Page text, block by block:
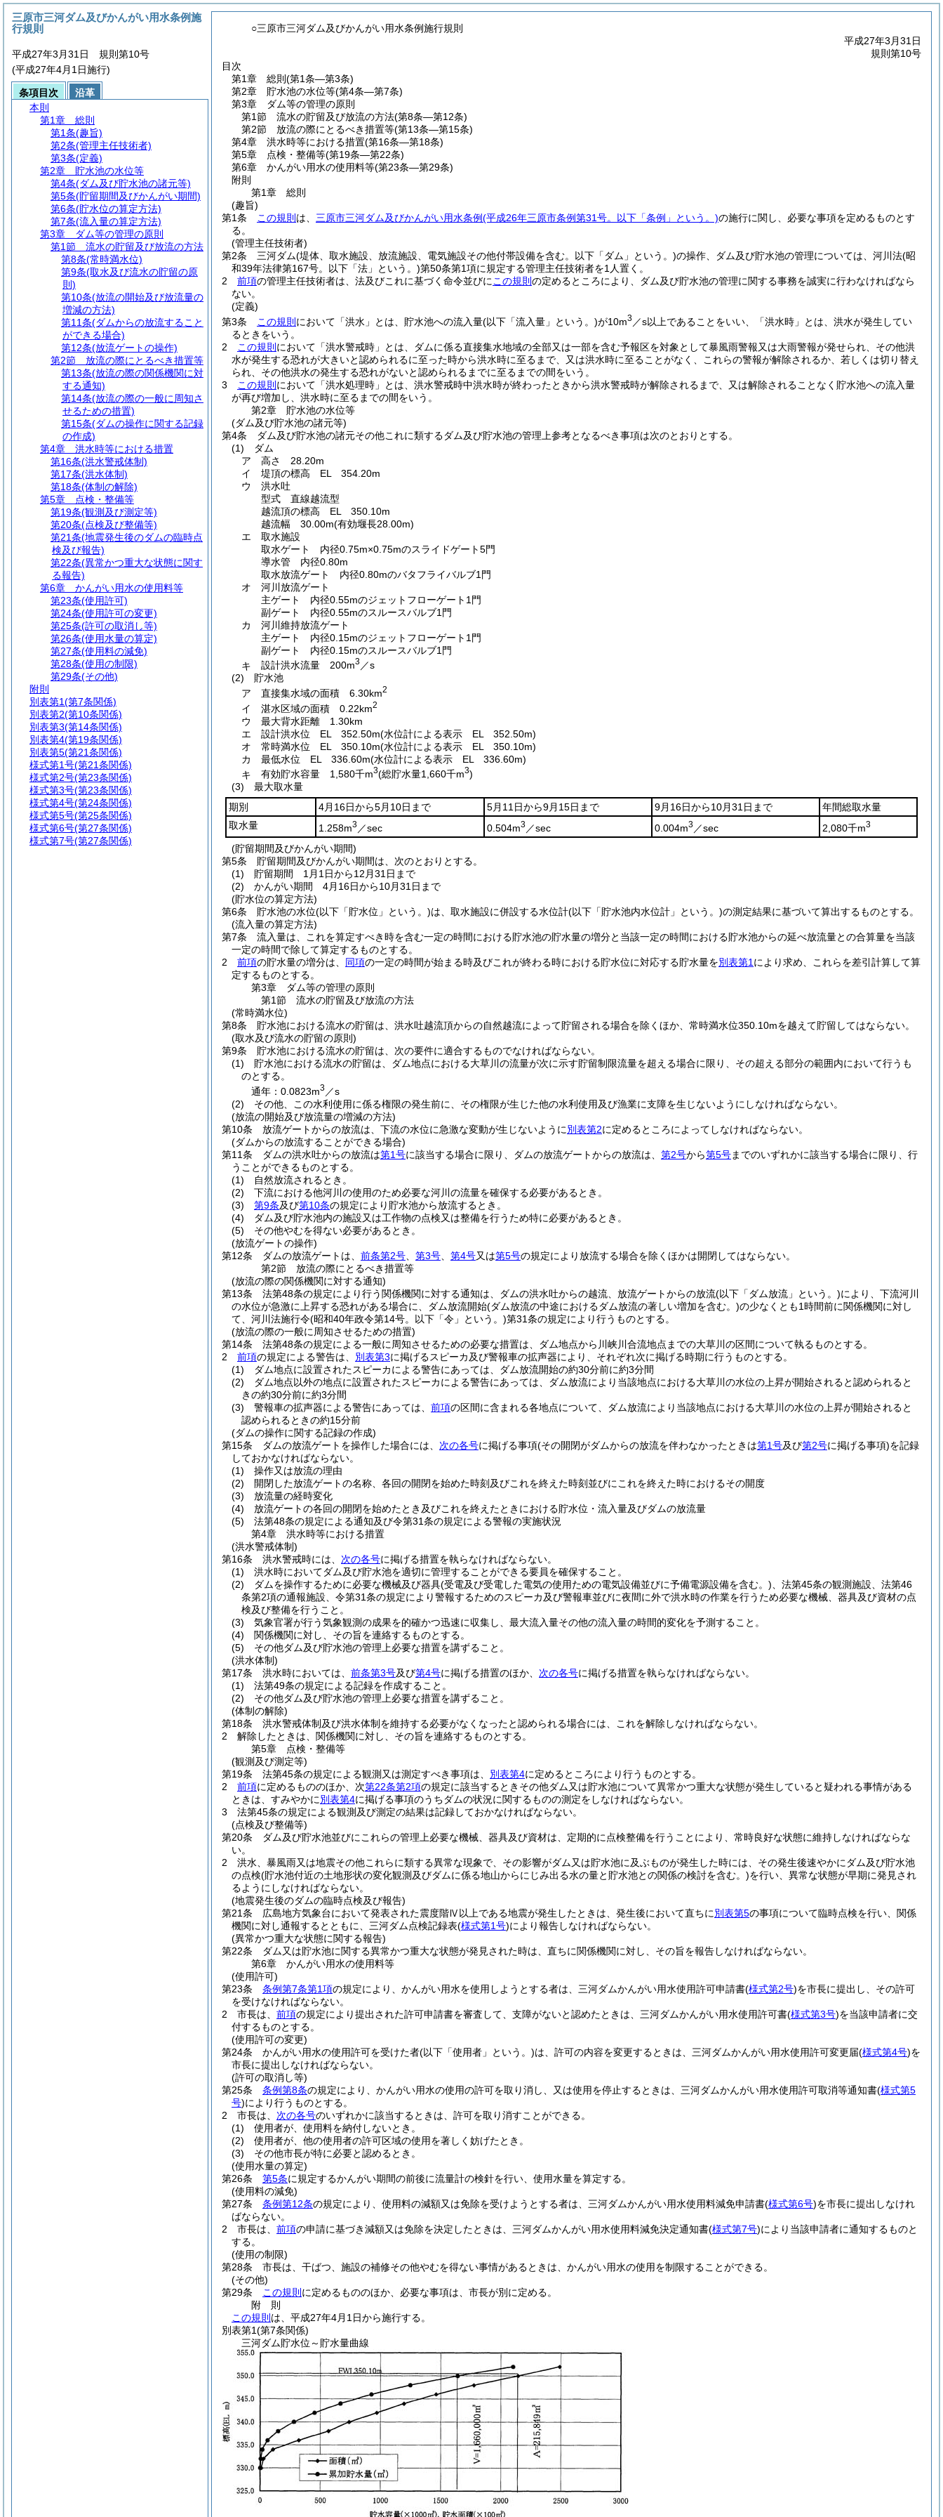
○三原市三河ダム及びかんがい用水条例施行規則
平成27年3月31日
規則第10号
目次
第1章
総則 (第1条―第3条)
第2章
貯水池の水位等(第4条―第7条)
第3章
ダム等の管理の原則
第1節
流水の貯留及び放流の方法(第8条―第12条)
第2節
放流の際にとるべき措置等(第13条―第15条)
第4章
洪水時等における措置(第16条―第18条)
第5章
点検・整備等(第19条―第22条)
第6章
かんがい用水の使用料等(第23条―第29条)
附則
第1章
総則
(趣旨)
第1条
この規則 は、 三原市三河ダム及びかんがい用水条例(平成26年三原市条例第31号。以下「条例」という。)の施行に関し、必要な事項を定めるものとす
る。
(管理主任技術者)
第2条
三河ダム(堤体、取水施設、放流施設、電気施設その他付帯設備を含む。以下「ダム」という。)の操作、ダム及び貯水池の管理については、河川法(昭
和39年法律第167号。以下「法」という。)第50条第1項に規定する管理主任技術者を1人置く。
2
前項の管理主任技術者は、法及びこれに基づく命令並びに この規則 の定めるところにより、ダム及び貯水池の管理に関する事務を誠実に行わなければなら
ない。
(定義)
第3条
この規則 において「洪水」とは、貯水池への流入量(以下「流入量」という。)が10m3 ／s以上であることをいい、「洪水時」とは、洪水が発生してい
るときをいう。
2
この規則 において「洪水警戒時」とは、ダムに係る直接集水地域の全部又は一部を含む予報区を対象として暴風雨警報又は大雨警報が発せられ、その他洪
水が発生する恐れが大きいと認められるに至った時から洪水時に至るまで、又は洪水時に至ることがなく、これらの警報が解除されるか、若しくは切り替え
られ、その他洪水の発生する恐れがないと認められるまでに至るまでの間をいう。
3
この規則 において「洪水処理時」とは、洪水警戒時中洪水時が終わったときから洪水警戒時が解除されるまで、又は解除されることなく貯水池への流入量
が再び増加し、洪水時に至るまでの間をいう。
第2章
貯水池の水位等
(ダム及び貯水池の諸元等)
第4条
ダム及び貯水池の諸元その他これに類するダム及び貯水池の管理上参考となるべき事項は次のとおりとする。
(1)
ダム
ア
高さ 28.20m
イ
堤頂の標高 EL 354.20m
ウ
洪水吐
型式 直線越流型
越流頂の標高 EL 350.10m
越流幅 30.00m(有効堰長28.00m)
エ
取水施設
取水ゲート 内径0.75m×0.75mのスライドゲート5門
導水管 内径0.80m
取水放流ゲート 内径0.80mのバタフライバルブ1門
オ
河川放流ゲート
主ゲート 内径0.55mのジェットフローゲート1門
副ゲート 内径0.55mのスルースバルブ1門
カ
河川維持放流ゲート
主ゲート 内径0.15mのジェットフローゲート1門
副ゲート 内径0.15mのスルースバルブ1門
キ
設計洪水流量 200m3／s
(2)
貯水池
ア
直接集水域の面積 6.30km2
イ 湛水区域の面積 0.22km2
ウ
最大背水距離 1.30km
エ
設計洪水位 EL 352.50m(水位計による表示 EL 352.50m)
オ
常時満水位 EL 350.10m(水位計による表示 EL 350.10m)
カ
最低水位 EL 336.60m(水位計による表示 EL 336.60m)
キ
有効貯水容量 1,580千m3(総貯水量1,660千m3)
(3)
最大取水量
期別
4月16日から5月10日まで 5月11日から9月15日まで 9月16日から10月31日まで
年間総取水量
取水量
1.258m3 ／sec 0.504m3 ／sec 0.004m3 ／sec 2,080千m3
(貯留期間及びかんがい期間)
第5条
貯留期間及びかんがい期間は、次のとおりとする。
(1)
貯留期間 1月1日から12月31日まで
(2)
かんがい期間 4月16日から10月31日まで
(貯水位の算定方法)
第6条
貯水池の水位(以下「貯水位」という。)は、取水施設に併設する水位計(以下「貯水池内水位計」という。)の測定結果に基づいて算出するものとする。
(流入量の算定方法)
第7条
流入量は、これを算定すべき時を含む一定の時間における貯水池の貯水量の増分と当該一定の時間における貯水池からの延べ放流量との合算量を当該
一定の時間で除して算定するものとする。
2
前項の貯水量の増分は、 同項の一定の時間が始まる時及びこれが終わる時における貯水位に対応する貯水量を別表第1により求め、これらを差引計算して算
定するものとする。
第3章
ダム等の管理の原則
第1節
流水の貯留及び放流の方法
(常時満水位)
第8条
貯水池における流水の貯留は、洪水吐越流頂からの自然越流によって貯留される場合を除くほか、常時満水位350.10mを越えて貯留してはならない。
(取水及び流水の貯留の原則)
第9条
貯水池における流水の貯留は、次の要件に適合するものでなければならない。
(1)
貯水池における流水の貯留は、ダム地点における大草川の流量が次に示す貯留制限流量を超える場合に限り、その超える部分の範囲内において行うも
のとする。
通年：0.0823m3 ／s
(2)
その他、この水利使用に係る権限の発生前に、その権限が生じた他の水利使用及び漁業に支障を生じないようにしなければならない。
(放流の開始及び放流量の増減の方法)
第10条
放流ゲートからの放流は、下流の水位に急激な変動が生じないように別表第2に定めるところによってしなければならない。
(ダムからの放流することができる場合)
第11条
ダムの洪水吐からの放流は第1号に該当する場合に限り、ダムの放流ゲートからの放流は、 第2号から第5号までのいずれかに該当する場合に限り、行
うことができるものとする。
(1)
自然放流されるとき。
(2)
下流における他河川の使用のため必要な河川の流量を確保する必要があるとき。
(3)
第9条及び第10条の規定により貯水池から放流するとき。
(4)
ダム及び貯水池内の施設又は工作物の点検又は整備を行うため特に必要があるとき。
(5)
その他やむを得ない必要があるとき。
(放流ゲートの操作)
第12条
ダムの放流ゲートは、 前条第2号 第3号 第4号又は第5号の規定により放流する場合を除くほかは開閉してはならない。
第2節
放流の際にとるべき措置等
(放流の際の関係機関に対する通知)
第13条
法第48条の規定により行う関係機関に対する通知は、ダムの洪水吐からの越流、放流ゲートからの放流(以下「ダム放流」という。)により、下流河川
の水位が急激に上昇する恐れがある場合に、ダム放流開始(ダム放流の中途におけるダム放流の著しい増加を含む。)の少なくとも1時間前に関係機関に対し
て、河川法施行令(昭和40年政令第14号。以下「令」という。)第31条の規定により行うものとする。
(放流の際の一般に周知させるための措置)
第14条
法第48条の規定による一般に周知させるための必要な措置は、ダム地点から川峡川合流地点までの大草川の区間について執るものとする。
2
前項の規定による警告は、 別表第3に掲げるスピーカ及び警報車の拡声器により、それぞれ次に掲げる時期に行うものとする。
(1)
ダム地点に設置されたスピーカによる警告にあっては、ダム放流開始の約30分前に約3分間
(2)
ダム地点以外の地点に設置されたスピーカによる警告にあっては、ダム放流により当該地点における大草川の水位の上昇が開始されると認められると
きの約30分前に約3分間
(3)
警報車の拡声器による警告にあっては、 前項の区間に含まれる各地点について、ダム放流により当該地点における大草川の水位の上昇が開始されると
認められるときの約15分前
(ダムの操作に関する記録の作成)
第15条
ダムの放流ゲートを操作した場合には、 次の各号に掲げる事項(その開閉がダムからの放流を伴わなかったときは第1号及び第2号に掲げる事項)を記録
しておかなければならない。
(1)
操作又は放流の理由
(2)
開閉した放流ゲートの名称、各回の開閉を始めた時刻及びこれを終えた時刻並びにこれを終えた時におけるその開度
(3)
放流量の経時変化
(4)
放流ゲートの各回の開閉を始めたとき及びこれを終えたときにおける貯水位・流入量及びダムの放流量
(5)
法第48条の規定による通知及び令第31条の規定による警報の実施状況
第4章
洪水時等における措置
(洪水警戒体制)
第16条
洪水警戒時には、 次の各号に掲げる措置を執らなければならない。
(1)
洪水時においてダム及び貯水池を適切に管理することができる要員を確保すること。
(2)
ダムを操作するために必要な機械及び器具(受電及び受電した電気の使用ための電気設備並びに予備電源設備を含む。) 、法第45条の観測施設、法第46
条第2項の通報施設、令第31条の規定により警報するためのスピーカ及び警報車並びに夜間に外で洪水時の作業を行うため必要な機械、器具及び資材の点
検及び整備を行うこと。
(3)
気象官署が行う気象観測の成果を的確かつ迅速に収集し、最大流入量その他の流入量の時間的変化を予測すること。
(4)
関係機関に対し、その旨を連絡するものとする。
(5)
その他ダム及び貯水池の管理上必要な措置を講ずること。
(洪水体制)
第17条
洪水時においては、 前条第3号及び第4号に掲げる措置のほか、 次の各号に掲げる措置を執らなければならない。
(1)
法第49条の規定による記録を作成すること。
(2)
その他ダム及び貯水池の管理上必要な措置を講ずること。
(体制の解除)
第18条
洪水警戒体制及び洪水体制を維持する必要がなくなったと認められる場合には、これを解除しなければならない。
2
解除したときは、関係機関に対し、その旨を連絡するものとする。
第5章
点検・整備等
(観測及び測定等)
第19条
法第45条の規定による観測又は測定すべき事項は、 別表第4に定めるところにより行うものとする。
2
前項に定めるもののほか、次第22条第2項の規定に該当するときその他ダム又は貯水池について異常かつ重大な状態が発生していると疑われる事情がある
ときは、すみやかに別表第4に掲げる事項のうちダムの状況に関するものの測定をしなければならない。
3
法第45条の規定による観測及び測定の結果は記録しておかなければならない。
(点検及び整備等)
第20条
ダム及び貯水池並びにこれらの管理上必要な機械、器具及び資材は、定期的に点検整備を行うことにより、常時良好な状態に維持しなければならな
い。
2
洪水、暴風雨又は地震その他これらに類する異常な現象で、その影響がダム又は貯水池に及ぶものが発生した時には、その発生後速やかにダム及び貯水池
の点検(貯水池付近の土地形状の変化観測及びダムに係る地山からにじみ出る水の量と貯水池との関係の検討を含む。)を行い、異常な状態が早期に発見され
るようにしなければならない。
(地震発生後のダムの臨時点検及び報告)
第21条
広島地方気象台において発表された震度階Ⅳ以上である地震が発生したときは、発生後において直ちに別表第5の事項について臨時点検を行い、関係
機関に対し通報するとともに、三河ダム点検記録表(様式第1号)により報告しなければならない。
(異常かつ重大な状態に関する報告)
第22条
ダム又は貯水池に関する異常かつ重大な状態が発見された時は、直ちに関係機関に対し、その旨を報告しなければならない。
第6章
かんがい用水の使用料等
(使用許可)
第23条
条例第7条第1項の規定により、かんがい用水を使用しようとする者は、三河ダムかんがい用水使用許可申請書(様式第2号)を市長に提出し、その許可
を受けなければならない。
2
市長は、 前項の規定により提出された許可申請書を審査して、支障がないと認めたときは、三河ダムかんがい用水使用許可書(様式第3号)を当該申請者に交
付するものとする。
(使用許可の変更)
第24条
かんがい用水の使用許可を受けた者(以下「使用者」という。)は、許可の内容を変更するときは、三河ダムかんがい用水使用許可変更届(様式第4号)を
市長に提出しなければならない。
(許可の取消し等)
第25条
条例第8条の規定により、かんがい用水の使用の許可を取り消し、又は使用を停止するときは、三河ダムかんがい用水使用許可取消等通知書(様式第5
号)により行うものとする。
2
市長は、 次の各号のいずれかに該当するときは、許可を取り消すことができる。
(1)
使用者が、使用料を納付しないとき。
(2)
使用者が、他の使用者の許可区域の使用を著しく妨げたとき。
(3)
その他市長が特に必要と認めるとき。
(使用水量の算定)
第26条
第5条に規定するかんがい期間の前後に流量計の検針を行い、使用水量を算定する。
(使用料の減免)
第27条
条例第12条の規定により、使用料の減額又は免除を受けようとする者は、三河ダムかんがい用水使用料減免申請書(様式第6号)を市長に提出しなけれ
ばならない。
2
市長は、 前項の申請に基づき減額又は免除を決定したときは、三河ダムかんがい用水使用料減免決定通知書(様式第7号)により当該申請者に通知するものと
する。
(使用の制限)
第28条
市長は、干ばつ、施設の補修その他やむを得ない事情があるときは、かんがい用水の使用を制限することができる。
(その他)
第29条
この規則 に定めるもののほか、必要な事項は、市長が別に定める。
附 則
この規則 は、平成27年4月1日から施行する。
別表第1(第7条関係)
三河ダム貯水位～貯水量曲線
三原市三河ダム及びかんがい用水条例施
行規則
平成27年3月31日 規則第10号
(平成27年4月1日施行)
条項目次
沿革
本則
第1章
総則
第1条(趣旨)
第2条(管理主任技術者)
第3条(定義)
第2章
貯水池の水位等
第4条(ダム及び貯水池の諸元等)
第5条(貯留期間及びかんがい期間)
第6条(貯水位の算定方法)
第7条(流入量の算定方法)
第3章
ダム等の管理の原則
第1節
流水の貯留及び放流の方法
第8条(常時満水位)
第9条(取水及び流水の貯留の原
則)
第10条(放流の開始及び放流量の
増減の方法)
第11条(ダムからの放流すること
ができる場合)
第12条(放流ゲートの操作)
第2節
放流の際にとるべき措置等
第13条(放流の際の関係機関に対
する通知)
第14条(放流の際の一般に周知さ
せるための措置)
第15条(ダムの操作に関する記録
の作成)
第4章
洪水時等における措置
第16条(洪水警戒体制)
第17条(洪水体制)
第18条(体制の解除)
第5章
点検・整備等
第19条(観測及び測定等)
第20条(点検及び整備等)
第21条(地震発生後のダムの臨時点
検及び報告)
第22条(異常かつ重大な状態に関す
る報告)
第6章
かんがい用水の使用料等
第23条(使用許可)
第24条(使用許可の変更)
第25条(許可の取消し等)
第26条(使用水量の算定)
第27条(使用料の減免)
第28条(使用の制限)
第29条(その他)
附則
別表第1(第7条関係)
別表第2(第10条関係)
別表第3(第14条関係)
別表第4(第19条関係)
別表第5(第21条関係)
様式第1号(第21条関係)
様式第2号(第23条関係)
様式第3号(第23条関係)
様式第4号(第24条関係)
様式第5号(第25条関係)
様式第6号(第27条関係)
様式第7号(第27条関係)